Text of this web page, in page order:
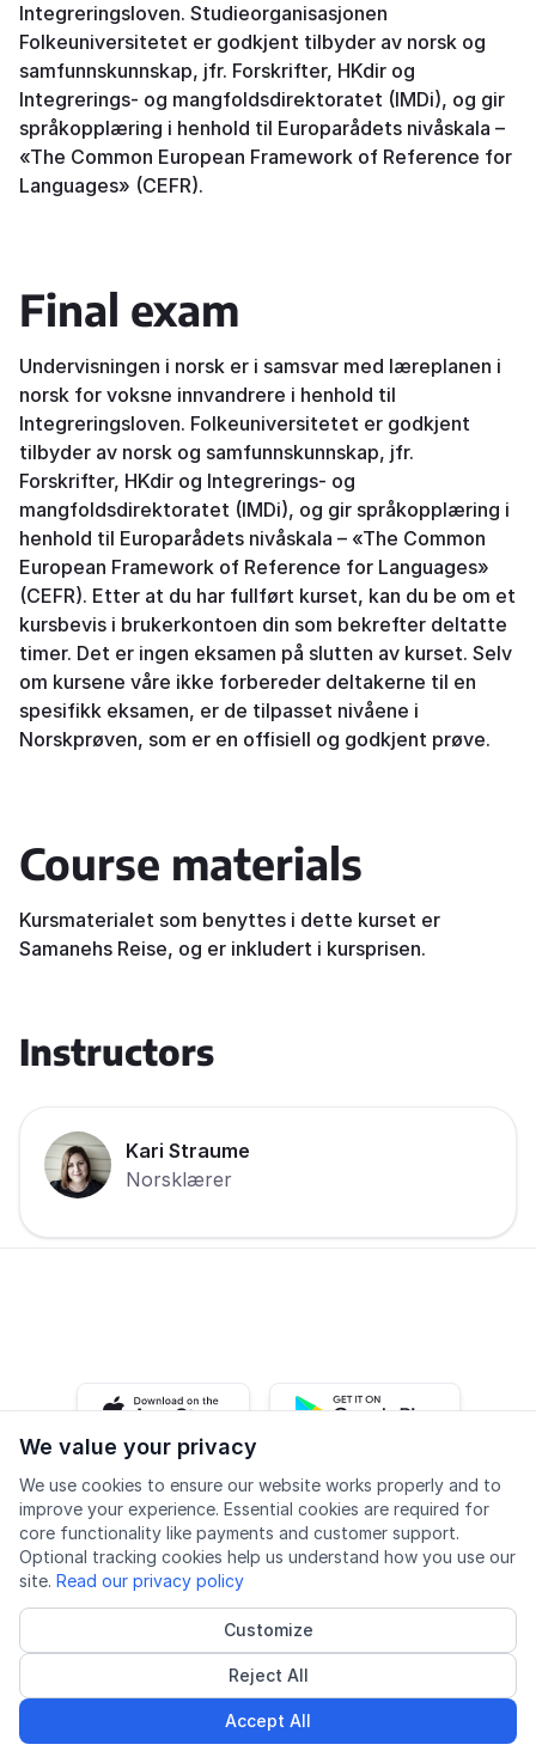
Integreringsloven. Studieorganisasjonen
Folkeuniversitetet er godkjent tilbyder av norsk og
samfunnskunnskap, jfr. Forskrifter, HKdir og
Integrerings- og mangfoldsdirektoratet (IMDi), og gir
språkopplæring i henhold til Europarådets nivåskala –
«The Common European Framework of Reference for
Languages» (CEFR).
Final exam
Undervisningen i norsk er i samsvar med læreplanen i
norsk for voksne innvandrere i henhold til
Integreringsloven. Folkeuniversitetet er godkjent
tilbyder av norsk og samfunnskunnskap, jfr.
Forskrifter, HKdir og Integrerings- og
mangfoldsdirektoratet (IMDi), og gir språkopplæring i
henhold til Europarådets nivåskala – «The Common
European Framework of Reference for Languages»
(CEFR). Etter at du har fullført kurset, kan du be om et
kursbevis i brukerkontoen din som bekrefter deltatte
timer. Det er ingen eksamen på slutten av kurset. Selv
om kursene våre ikke forbereder deltakerne til en
spesifikk eksamen, er de tilpasset nivåene i
Norskprøven, som er en offisiell og godkjent prøve.
Course materials
Kursmaterialet som benyttes i dette kurset er
Samanehs Reise, og er inkludert i kursprisen.
Instructors
Kari Straume
Norsklærer
We value your privacy
We use cookies to ensure our website works properly and to
improve your experience. Essential cookies are required for
core functionality like payments and customer support.
Optional tracking cookies help us understand how you use our
site. Read our privacy policy
Customize
Reject All
Accept All
FacebookInstagram
YoutubeLinkedIn
Privacy policy Cookie settings
© 2026 Folkeuniversitetet AS Accredited course provider